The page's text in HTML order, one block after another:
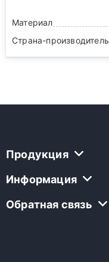
Материал
Страна-производитель
Продукция
Информация
Обратная связь